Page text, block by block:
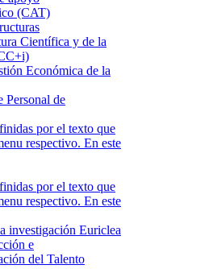
(CAT)
Científica y de la
Económica de la
Personal de
investigación Euriclea
e
del Talento